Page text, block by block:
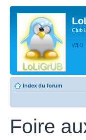
Club
WIKI
Index du forum
Foire